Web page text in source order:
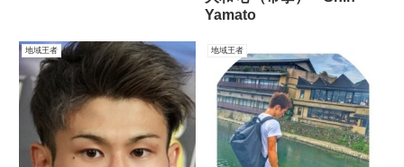
Yamato
地域王者 地域王者